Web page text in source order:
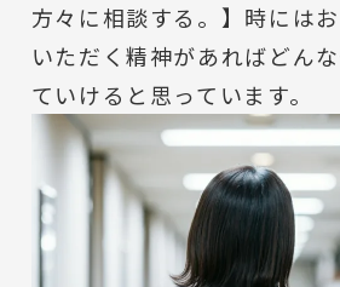
方々に相談する。】時には
いただく精神があればどん
ていけると思っています。